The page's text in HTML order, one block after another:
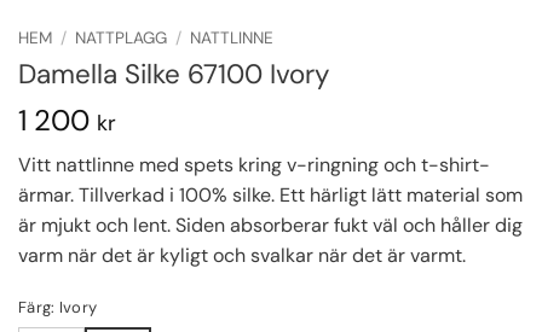
HEM / NATTPLAGG / NATTLINNE
Damella Silke 67100 Ivory
1 200 kr
Vitt nattlinne med spets kring v-ringning och t-shirt-
ärmar. Tillverkad i 100% silke. Ett härligt lätt material som
är mjukt och lent. Siden absorberar fukt väl och håller dig
varm när det är kyligt och svalkar när det är varmt.
Färg: Ivory